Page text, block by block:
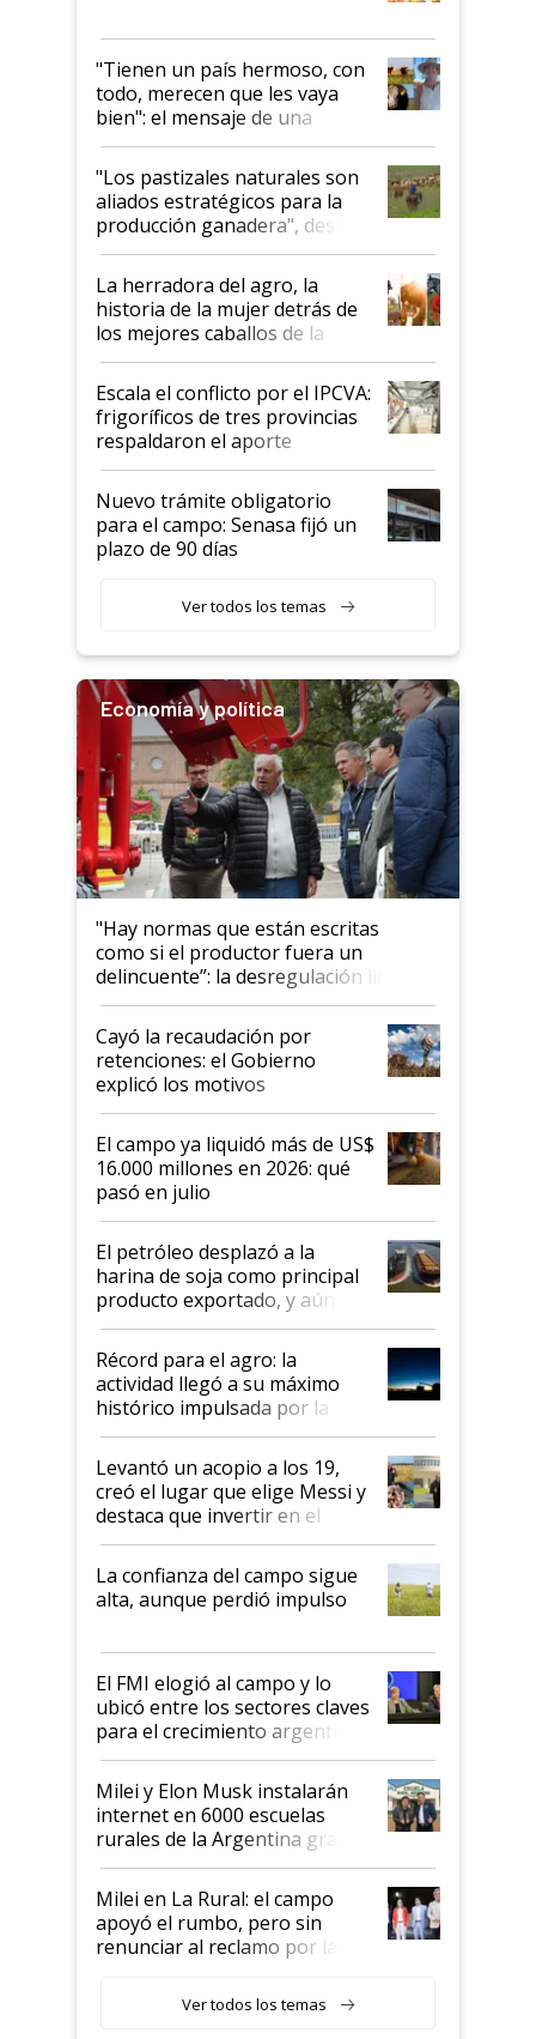
"Tienen un país hermoso, con
todo, merecen que les vaya
bien": el mensaje de una
ganadera uruguaya sobre las
oportunidades que se abren
para el agro en Argentina, con
foco en la carne
"Los pastizales naturales son
aliados estratégicos para la
producción ganadera", destaca
la iniciativa que ya reúne a 46
establecimientos en Argentina
La herradora del agro, la
historia de la mujer detrás de
los mejores caballos de la
Argentina y los mitos que
todavía hacen sufrir a estos
animales: "Mientras me
descalificaban, yo seguí
haciendo currículum"
Escala el conflicto por el IPCVA:
frigoríficos de tres provincias
respaldaron el aporte
obligatorio
Nuevo trámite obligatorio
para el campo: Senasa fijó un
plazo de 90 días
Ver todos los temas
Economía y política
"Hay normas que están escritas
como si el productor fuera un
delincuente”: la desregulación llegó
al Congreso Aapresid y hasta se
habló del financiamiento al IPCVA
Cayó la recaudación por
retenciones: el Gobierno
explicó los motivos
El campo ya liquidó más de US$
16.000 millones en 2026: qué
pasó en julio
El petróleo desplazó a la
harina de soja como principal
producto exportado, y aún así
el agro aportó casi seis de cada
diez dólares y sostuvo el
liderazgo en un semestre
récord
Récord para el agro: la
actividad llegó a su máximo
histórico impulsada por la
cosecha y las exportaciones
Levantó un acopio a los 19,
creó el lugar que elige Messi y
destaca que invertir en el
kirchnerismo era como "darle
plata a un hijo para droga":
Juan Félix Rossetti, el libertario
que de una dura crisis salió
de Milei
La confianza del campo sigue
alta, aunque perdió impulso
El FMI elogió al campo y lo
ubicó entre los sectores claves
para el crecimiento argentino
Milei y Elon Musk instalarán
internet en 6000 escuelas
rurales de la Argentina gracias
a un acuerdo con Starlink
Milei en La Rural: el campo
apoyó el rumbo, pero sin
renunciar al reclamo por las
Ver todos los temas